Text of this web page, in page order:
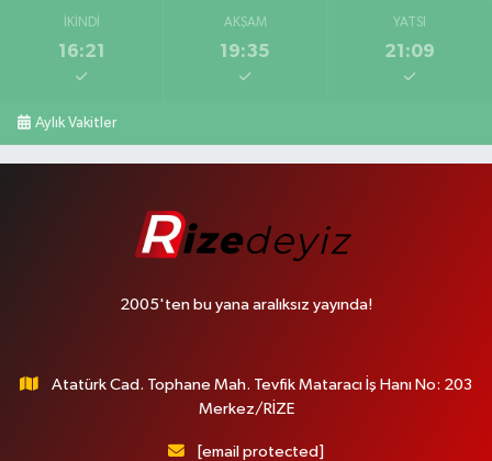
İKINDI
16:21
AKŞAM
19:35
YATSI
21:09
Aylık Vakitler
2005'ten bu yana aralıksız yayında!
Atatürk Cad. Tophane Mah. Tevfik Mataracı İş Hanı No: 203
Merkez/RİZE
[email protected]